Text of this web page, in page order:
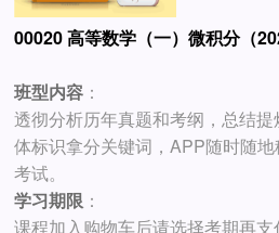
00020 高等数学（一）微积分（
班型内容：
透彻分析历年真题和考纲，总结
体标识拿分关键词，APP随时随
考试。
学习期限：
课程加入购物车后请选择考期再